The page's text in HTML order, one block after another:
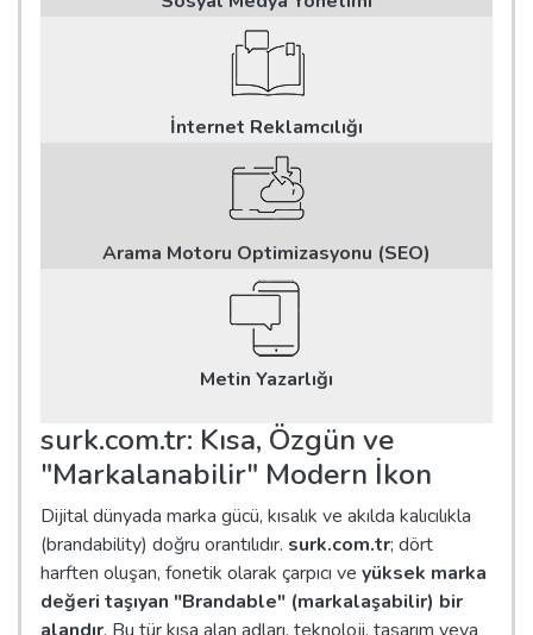
İnternet Reklamcılığı
Arama Motoru Optimizasyonu (SEO)
Metin Yazarlığı
surk.com.tr: Kısa, Özgün ve
"Markalanabilir" Modern İkon
Dijital dünyada marka gücü, kısalık ve akılda kalıcılıkla
(brandability) doğru orantılıdır. surk.com.tr; dört
harften oluşan, fonetik olarak çarpıcı ve yüksek marka
değeri taşıyan "Brandable" (markalaşabilir) bir